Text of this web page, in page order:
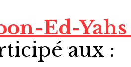
Ed-Yahs
aux :